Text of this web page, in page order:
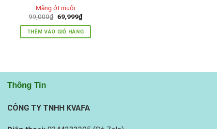
Măng ớt muối
99,000₫ Giá
gốc
là:
99,000₫.
69,999₫Giá
hiện
tại
là:
THÊM VÀO GIỎ HÀNG
Thông Tin
CÔNG TY TNHH KVAFA